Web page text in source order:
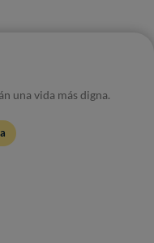
una vida más digna.